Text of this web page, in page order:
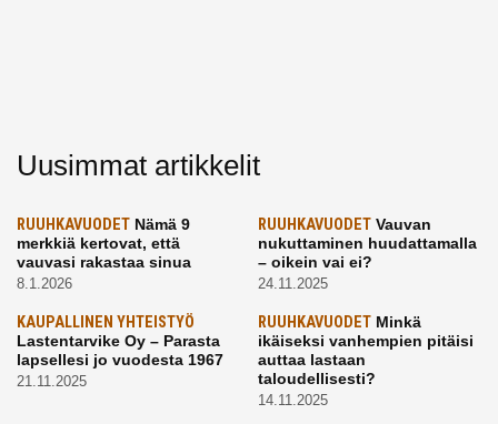
Uusimmat artikkelit
RUUHKAVUODET Nämä 9
merkkiä kertovat, että
vauvasi rakastaa sinua
8.1.2026
RUUHKAVUODETVauvan
nukuttaminen huudattamalla
– oikein vai ei?
24.11.2025
KAUPALLINEN YHTEISTYÖ
Lastentarvike Oy – Parasta
lapsellesi jo vuodesta 1967
21.11.2025
RUUHKAVUODETMinkä
ikäiseksi vanhempien pitäisi
auttaa lastaan
taloudellisesti?
14.11.2025